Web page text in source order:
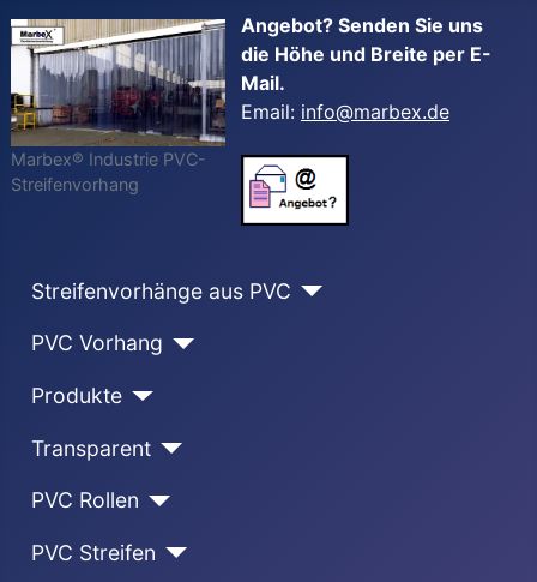
Marbex® Industrie PVC-
Streifenvorhang
Angebot? Senden Sie uns
die Höhe und Breite per E-
Mail.
Email: info@marbex.de
Streifenvorhänge aus PVC
PVC Vorhang
Produkte
Transparent
PVC Rollen
PVC Streifen